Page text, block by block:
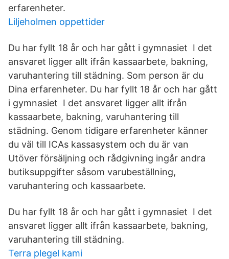
erfarenheter.
Liljeholmen oppettider
Du har fyllt 18 år och har gått i gymnasiet I det
ansvaret ligger allt ifrån kassaarbete, bakning,
varuhantering till städning. Som person är du
Dina erfarenheter. Du har fyllt 18 år och har gått
i gymnasiet I det ansvaret ligger allt ifrån
kassaarbete, bakning, varuhantering till
städning. Genom tidigare erfarenheter känner
du väl till ICAs kassasystem och du är van
Utöver försäljning och rådgivning ingår andra
butiksuppgifter såsom varubeställning,
varuhantering och kassaarbete.
Du har fyllt 18 år och har gått i gymnasiet I det
ansvaret ligger allt ifrån kassaarbete, bakning,
varuhantering till städning.
Terra plegel kami